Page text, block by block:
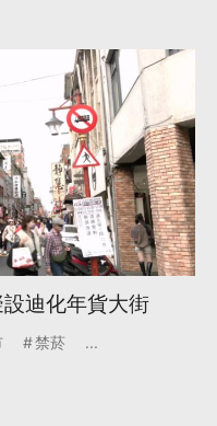
迪化年貨大街
禁菸 ...